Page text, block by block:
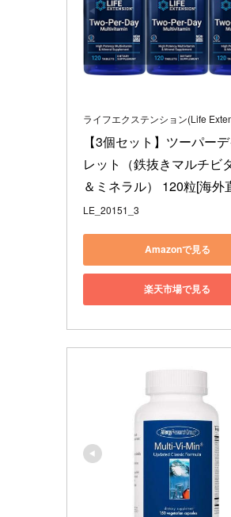
ライフエクステンション(Life
【3個セット】ツーパー
レット（鉄抜きマルチビ
＆ミネラル） 120粒[海外
LE_20151_3
Amazonで見る
楽天市場で見る